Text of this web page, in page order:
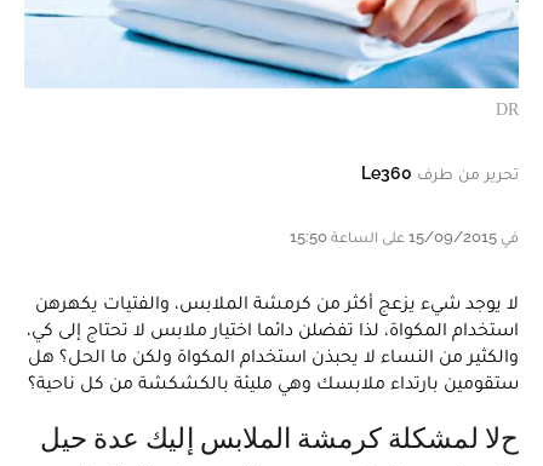
DR
تحرير من طرف Le360
في 15/09/2015 على الساعة 15:50
لا يوجد شيء يزعج أكثر من كرمشة الملابس، والفتيات يكهرهن
استخدام المكواة، لذا تفضلن دائما اختيار ملابس لا تحتاج إلى كي،
والكثير من النساء لا يحبذن استخدام المكواة ولكن ما الحل؟ هل
ستقومين بارتداء ملابسك وهي مليئة بالكشكشة من كل ناحية؟
حلا لمشكلة كرمشة الملابس إليك عدة حيل